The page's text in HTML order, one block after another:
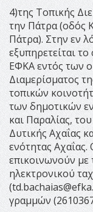
4)της Τοπικής
την Πάτρα (οδός
Πάτρα). Στην εν
εξυπηρετείται
ΕΦΚΑ εντός των
Διαμερίσματος
τοπικών
των δημοτικών
και Παραλίας,
Δυτικής Αχαΐας
ενότητας
επικοινωνούν
ηλεκτρονικού
(
γραμμών